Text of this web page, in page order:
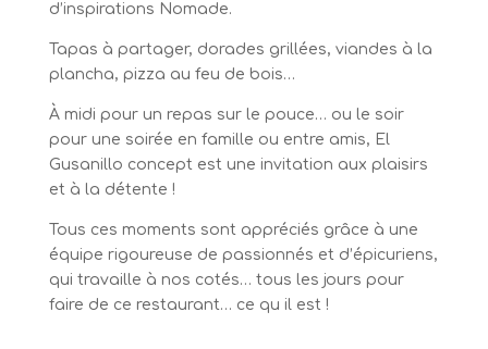
d’inspirations Nomade.
Tapas à partager, dorades grillées, viandes à la
plancha, pizza au feu de bois…
À midi pour un repas sur le pouce… ou le soir
pour une soirée en famille ou entre amis, El
Gusanillo concept est une invitation aux plaisirs
et à la détente !
Tous ces moments sont appréciés grâce à une
équipe rigoureuse de passionnés et d’épicuriens,
qui travaille à nos cotés… tous les jours pour
faire de ce restaurant… ce qu il est !